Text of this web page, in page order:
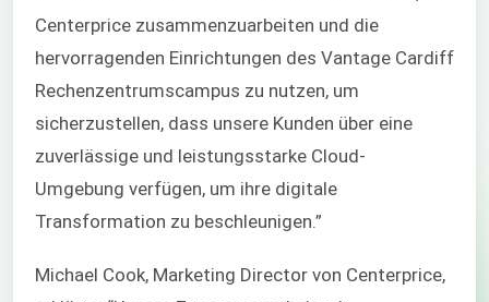
Centerprice zusammenzuarbeiten und die
hervorragenden Einrichtungen des Vantage Cardiff
Rechenzentrumscampus zu nutzen, um
sicherzustellen, dass unsere Kunden über eine
zuverlässige und leistungsstarke Cloud-
Umgebung verfügen, um ihre digitale
Transformation zu beschleunigen.”
Michael Cook, Marketing Director von Centerprice,